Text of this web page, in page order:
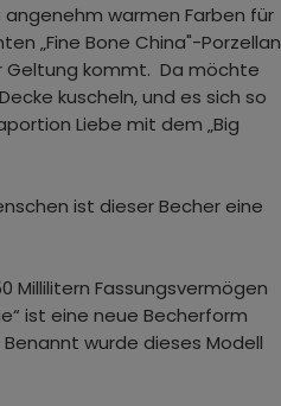
warmen Farben für
„Fine Bone China"-Porzellan
Geltung kommt. Da möchte
kuscheln, und es sich so
Liebe mit dem „Big
ist dieser Becher eine
Millilitern Fassungsvermögen
ist eine neue Becherform
wurde dieses Modell